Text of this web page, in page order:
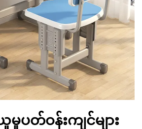
ပတ်ဝန်းကျင်များ